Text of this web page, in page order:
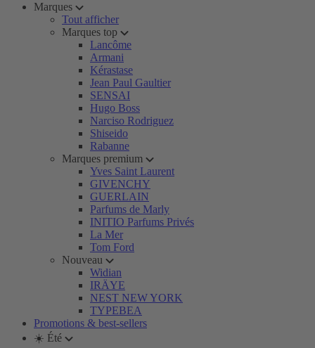
Marques
Tout afficher
Marques top
Lancôme
Armani
Kérastase
Jean Paul Gaultier
SENSAI
Hugo Boss
Narciso Rodriguez
Shiseido
Rabanne
Marques premium
Yves Saint Laurent
GIVENCHY
GUERLAIN
Parfums de Marly
INITIO Parfums Privés
La Mer
Tom Ford
Nouveau
Widian
IRÄYE
NEST NEW YORK
TYPEBEA
Promotions & best-sellers
☀️ Été